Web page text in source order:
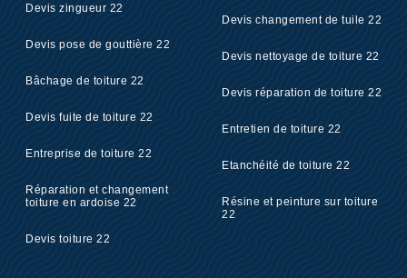
Devis zingueur 22
Devis pose de gouttière 22
Bâchage de toiture 22
Devis fuite de toiture 22
Entreprise de toiture 22
Réparation et changement
toiture en ardoise 22
Devis toiture 22
Devis changement de tuile 22
Devis nettoyage de toiture 22
Devis réparation de toiture 22
Entretien de toiture 22
Etanchéité de toiture 22
Résine et peinture sur toiture
22